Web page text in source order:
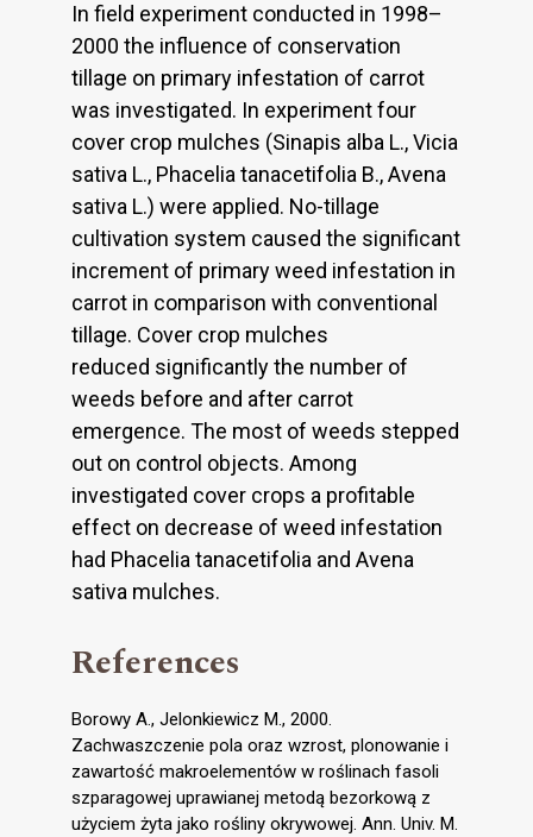
In field experiment conducted in 1998–
2000 the influence of conservation
tillage on primary infestation of carrot
was investigated. In experiment four
cover crop mulches (Sinapis alba L., Vicia
sativa L., Phacelia tanacetifolia B., Avena
sativa L.) were applied. No-tillage
cultivation system caused the significant
increment of primary weed infestation in
carrot in comparison with conventional
tillage. Cover crop mulches
reduced significantly the number of
weeds before and after carrot
emergence. The most of weeds stepped
out on control objects. Among
investigated cover crops a profitable
effect on decrease of weed infestation
had Phacelia tanacetifolia and Avena
sativa mulches.
References
Borowy A., Jelonkiewicz M., 2000.
Zachwaszczenie pola oraz wzrost, plonowanie i
zawartość makroelementów w roślinach fasoli
szparagowej uprawianej metodą bezorkową z
użyciem żyta jako rośliny okrywowej. Ann. Univ. M.